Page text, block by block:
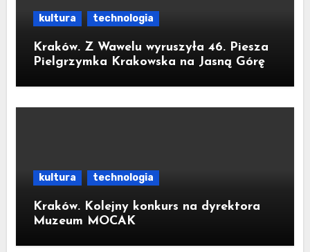
kultura technologia
Kraków. Z Wawelu wyruszyła 46. Piesza
Pielgrzymka Krakowska na Jasną Górę
kultura technologia
Kraków. Kolejny konkurs na dyrektora
Muzeum MOCAK